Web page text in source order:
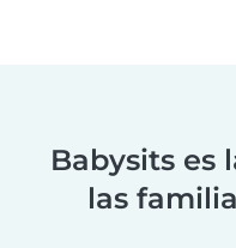
Babysits es
las